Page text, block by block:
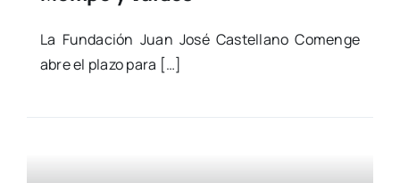
La Fun­da­ción Juan José Cas­te­llano Comen­ge
abre el pla­zo para […]